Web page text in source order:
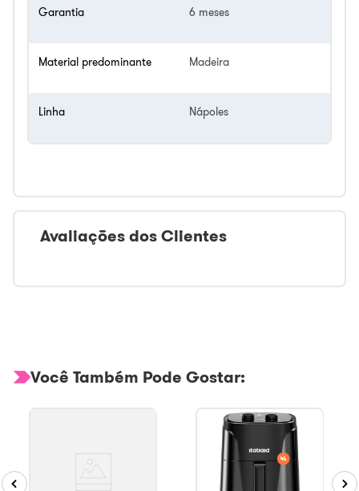
Garantia 6 meses
Material predominante Madeira
Linha Nápoles
Avaliações dos Clientes
Você Também Pode Gostar: